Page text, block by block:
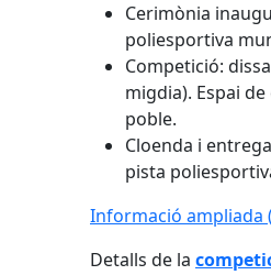
Cerimònia
poliesportiva
Competició:
migdia). Espai
poble.
Cloenda i
pista
Informació ampliada
Detalls de la